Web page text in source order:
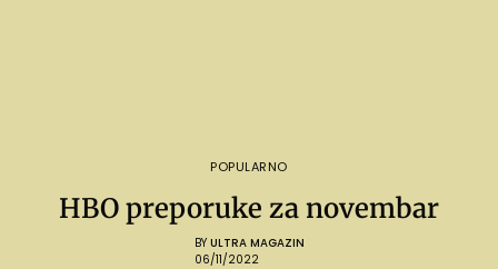
POPULARNO
HBO preporuke za novembar
BY ULTRA MAGAZIN
06/11/2022